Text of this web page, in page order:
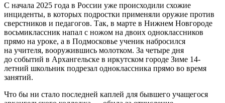
С начала 2025 года в России уже происходили схожие
инциденты, в которых подростки применяли оружие против
сверстников и педагогов. Так, в марте в Нижнем Новгороде
восьмиклассник напал с ножом на двоих одноклассников
прямо на уроке, а в Подмосковье ученик набросился
на учителя, вооружившись молотком. За четыре дня
до событий в Архангельске в иркутском городе Зиме 14-
летний школьник подрезал одноклассника прямо во время
занятий.
Что бы ни стало последней каплей для бывшего учащегося